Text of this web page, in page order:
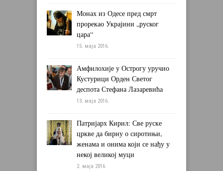
Монах из Одесе пред смрт
прорекао Украјини „руског
цара“
15. маја 2016.
Амфилохије у Острогу уручио
Кустурици Орден Светог
деспота Стефана Лазаревића
13. маја 2016.
Патријарх Кирил: Све руске
цркве да бирну о сиротињи,
женама и онима који се нађу у
некој великој муци
2. маја 2016.